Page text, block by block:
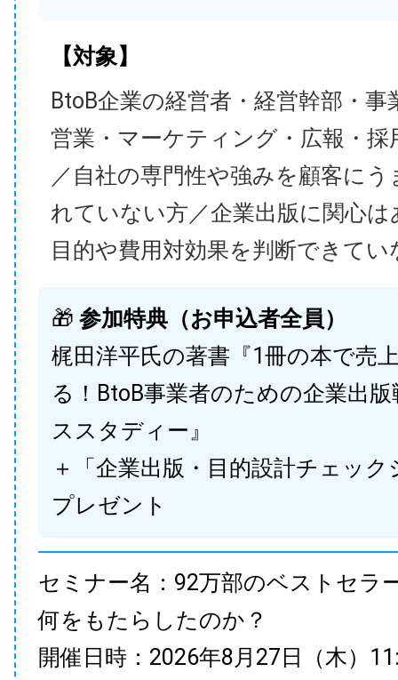
【対象】
BtoB企業の経営者・経営幹部・事
営業・マーケティング・広報・採
／自社の専門性や強みを顧客に
れていない方／企業出版に関心
目的や費用対効果を判断できてい
🎁 参加特典（お申込者全員）
梶田洋平氏の著書『1冊の本で売
る！BtoB事業者のための企業出
ススタディー』
＋「企業出版・目的設計チェック
プレゼント
セミナー名：92万部のベストセラ
何をもたらしたのか？
開催日時：2026年8月27日（木）